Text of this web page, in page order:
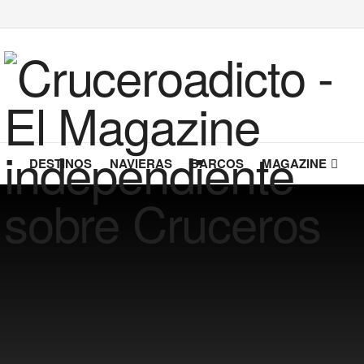
DESTINOS NAVIERAS BARCOS MAGAZINE